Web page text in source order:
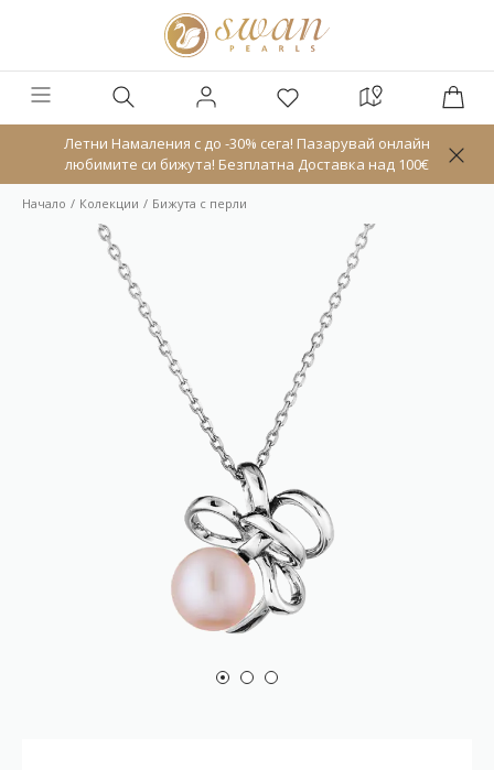
Летни Намаления с до -30% сега! Пазарувай онлайн
любимите си бижута! Безплатна Доставка над 100€
Начало Колекции Бижута с перли